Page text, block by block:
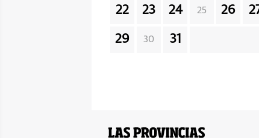
22 23 24 25 26
29 30 31